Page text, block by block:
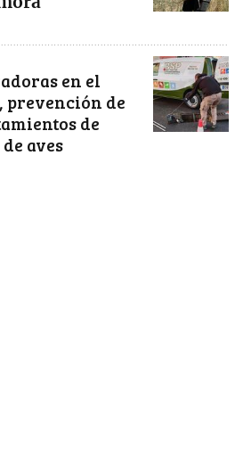
en el
prevención de
de
aves